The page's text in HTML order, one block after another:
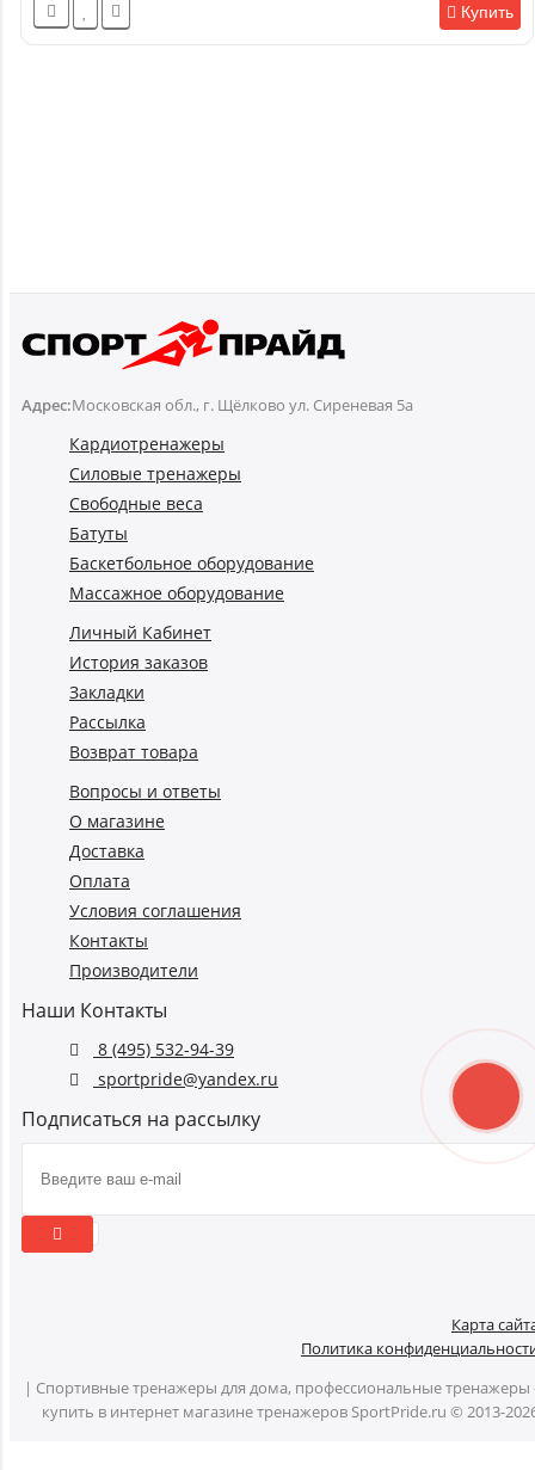
Купить
Адрес:Московская обл., г. Щёлково ул. Сиреневая 5а
Кардиотренажеры
Силовые тренажеры
Свободные веса
Батуты
Баскетбольное оборудование
Массажное оборудование
Личный Кабинет
История заказов
Закладки
Рассылка
Возврат товара
Вопросы и ответы
О магазине
Доставка
Оплата
Условия соглашения
Контакты
Производители
Наши Контакты
8 (495) 532-94-39
sportpride@yandex.ru
Подписаться на рассылку
Карта
Политика
| Спортивные тренажеры для дома, профессиональные тренажеры
купить в интернет магазине тренажеров SportPride.ru © 2013-